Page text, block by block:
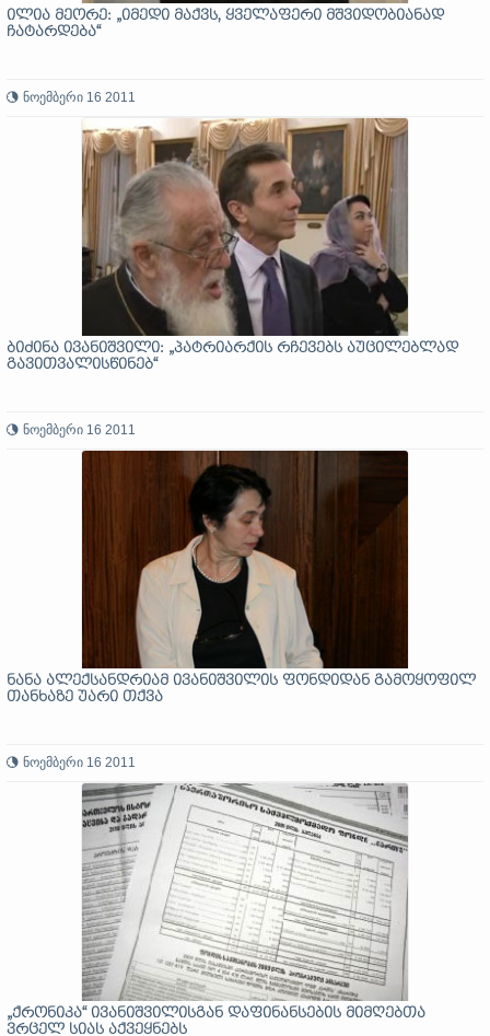
ილია მეორე: „იმედი მაქვს, ყველაფერი მშვიდობიანად
ჩატარდება“
ნოემბერი 16 2011
ბიძინა ივანიშვილი: „პატრიარქის რჩევებს აუცილებლად
გავითვალისწინებ“
ნოემბერი 16 2011
ნანა ალექსანდრიამ ივანიშვილის ფონდიდან გამოყოფილ
თანხაზე უარი თქვა
ნოემბერი 16 2011
„ქრონიკა“ ივანიშვილისგან დაფინანსების მიმღებთა
ვრცელ სიას აქვეყნებს